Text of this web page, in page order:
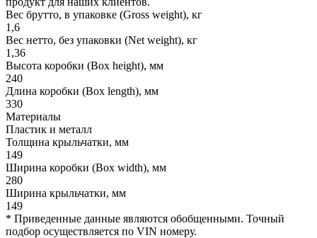
Вес брутто, в упаковке (Gross weight), кг
1,6
Вес нетто, без упаковки (Net weight), кг
1,36
Высота коробки (Box height), мм
240
Длина коробки (Box length), мм
330
Материалы
Пластик и металл
Толщина крыльчатки, мм
149
Ширина коробки (Box width), мм
280
Ширина крыльчатки, мм
149
* Приведенные данные являются обобщенными. Точный
подбор осуществляется по VIN номеру.